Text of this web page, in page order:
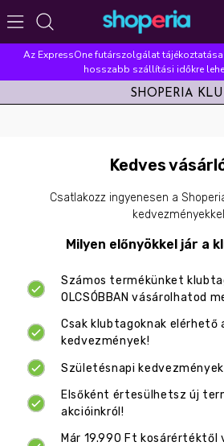
Népszerű kategóriák
Élelmiszer
Népszerű keresések
leukoplast ariel lenor finish
Az ExpressOne futárszolgálat
hosszabb szállítási időkre
SHOPERIA
Kedves
Csatlakozz ingyenesen a
Milyen előnyökkel jár a
Számos termékünket
OLCSÓBBAN vásárolhatod
Csak klubtagoknak elérhető
kedvezmények!
Születésnapi
Elsőként értesülhetsz új
akcióinkról!
Már 19.990 Ft